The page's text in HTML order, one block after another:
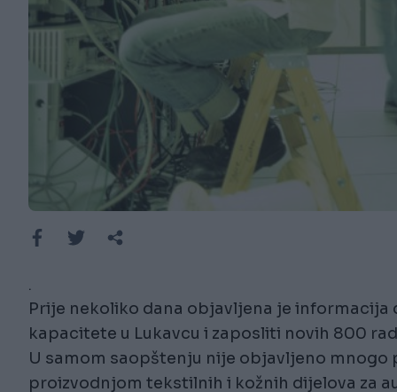
.
Prije nekoliko dana objavljena je informacija
kapacitete u Lukavcu i zaposliti novih 800
U samom saopštenju nije objavljeno mnogo
proizvodnjom tekstilnih i kožnih dijelova za